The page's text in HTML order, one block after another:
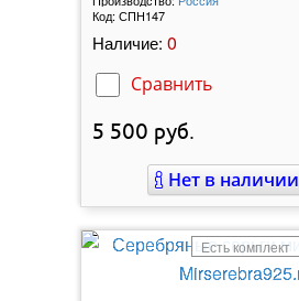
Код: СПН147
Наличие: 0
Сравнить
5 500 руб.
Нет в наличии
Есть комплект